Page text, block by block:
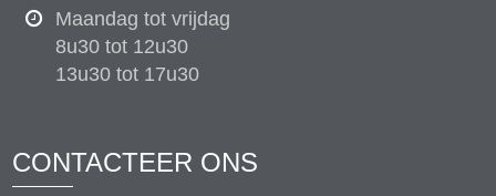
Maandag tot vrijdag
8u30 tot 12u30
13u30 tot 17u30
CONTACTEER ONS